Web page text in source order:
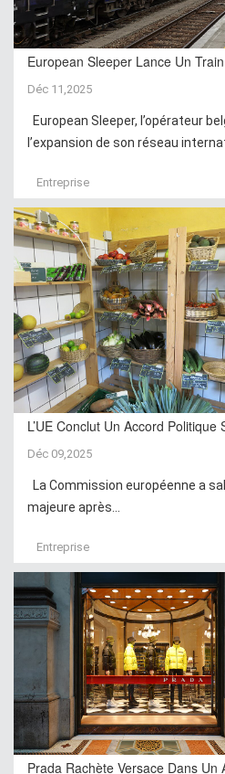
European Sleeper Lance Un
Déc 11,2025
European Sleeper, l’opérateur
l’expansion de son réseau
Entreprise
L’UE Conclut Un Accord
Déc 09,2025
La Commission européenne a
majeure après...
Entreprise
Prada Rachète Versace Dans